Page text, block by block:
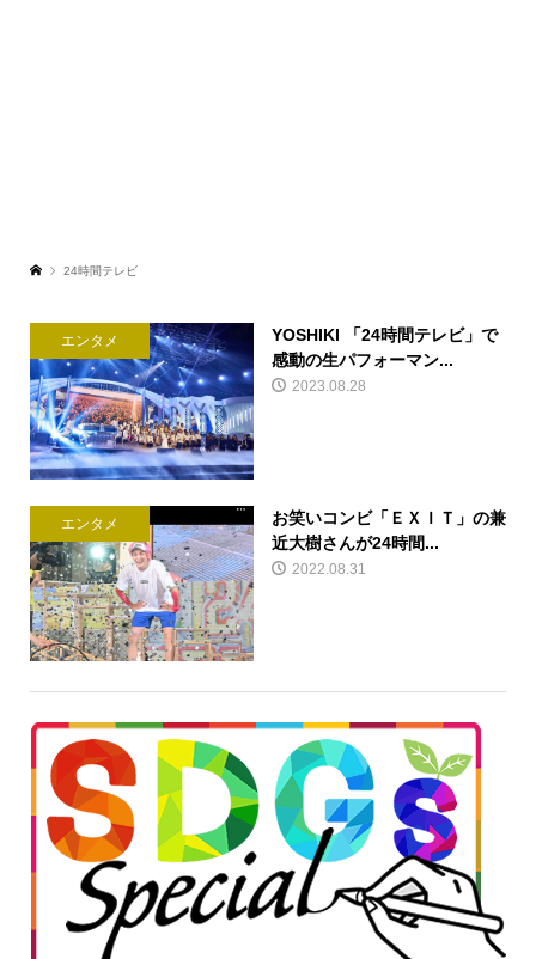
24時間テレビ
エンタメ
YOSHIKI 「24時間テレビ」で
感動の生パフォーマン...
2023.08.28
エンタメ
お笑いコンビ「ＥＸＩＴ」の兼
近大樹さんが24時間...
2022.08.31